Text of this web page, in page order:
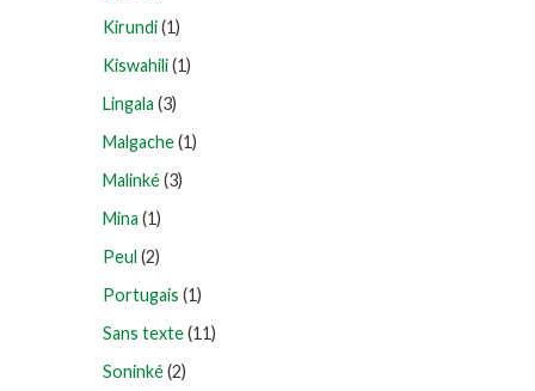
Kirundi(1)
Kiswahili(1)
Lingala (3)
Malgache(1)
Malinké(3)
Mina (1)
Peul (2)
Portugais (1)
Sans texte(11)
Soninké(2)